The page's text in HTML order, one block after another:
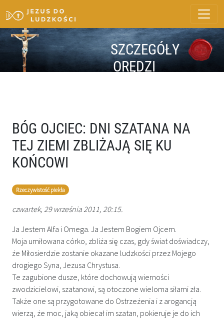
SZCZEGÓŁY
ORĘDZI
BÓG OJCIEC: DNI SZATANA NA
TEJ ZIEMI ZBLIŻAJĄ SIĘ KU
KOŃCOWI
Rzeczywistość piekła
czwartek, 29 września 2011, 20:15.
Ja Jestem Alfa i Omega. Ja Jestem Bogiem Ojcem.
Moja umiłowana córko, zbliża się czas, gdy świat doświadczy,
że Miłosierdzie zostanie okazane ludzkości przez Mojego
drogiego Syna, Jezusa Chrystusa.
Te zagubione dusze, które dochowują wierności
zwodzicielowi, szatanowi, są otoczone wieloma siłami zła.
Także one są przygotowane do Ostrzeżenia i z arogancją
wierzą, że moc, jaką obiecał im szatan, pokieruje je do ich